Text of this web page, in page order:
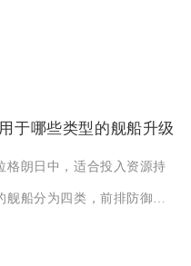
于哪些类型的舰船升级
格朗日中，适合投入资源持
舰船分为四类，前排防御承